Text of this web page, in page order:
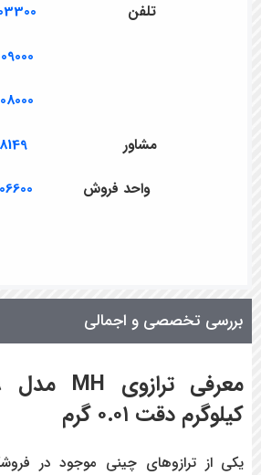
تلفن
مشاور
واحد فروش
بررسی تخصصی و اجمالی
کیلوگرم دقت ۰.۰۱ گرم
یکی از ترازوهای چینی موجود در